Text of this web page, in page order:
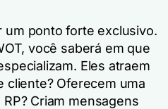
um ponto forte exclusivo.
você saberá em que
Eles atraem
cliente? Oferecem uma
Criam mensagens